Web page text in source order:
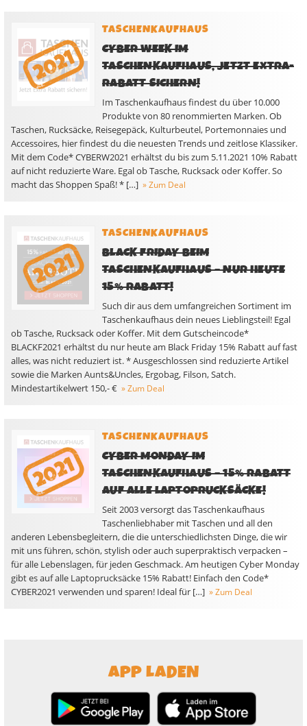
TASCHENKAUFHAUS
CYBER WEEK IM
TASCHENKAUFHAUS, JETZT EXTRA-
RABATT SICHERN!
Im Taschenkaufhaus findest du über 10.000
Produkte von 80 renommierten Marken. Ob
Taschen, Rucksäcke, Reisegepäck, Kulturbeutel, Portemonnaies und
Accessoires, hier findest du die neuesten Trends und zeitlose Klassiker.
Mit dem Code* CYBERW2021 erhältst du bis zum 5.11.2021 10% Rabatt
auf nicht reduzierte Ware. Egal ob Tasche, Rucksack oder Koffer. So
macht das Shoppen Spaß! * […] » Zum Deal
TASCHENKAUFHAUS
BLACK FRIDAY BEIM
TASCHENKAUFHAUS – NUR HEUTE
15% RABATT!
Such dir aus dem umfangreichen Sortiment im
Taschenkaufhaus dein neues Lieblingsteil! Egal
ob Tasche, Rucksack oder Koffer. Mit dem Gutscheincode*
BLACKF2021 erhältst du nur heute am Black Friday 15% Rabatt auf fast
alles, was nicht reduziert ist. * Ausgeschlossen sind reduzierte Artikel
sowie die Marken Aunts&Uncles, Ergobag, Filson, Satch.
Mindestartikelwert 150,- € » Zum Deal
TASCHENKAUFHAUS
CYBER MONDAY IM
TASCHENKAUFHAUS – 15% RABATT
AUF ALLE LAPTOPRUCKSÄCKE!
Seit 2003 versorgt das Taschenkaufhaus
Taschenliebhaber mit Taschen und all den
anderen Lebensbegleitern, die die unterschiedlichsten Dinge, die wir
mit uns führen, schön, stylish oder auch superpraktisch verpacken –
für alle Lebenslagen, für jeden Geschmack. Am heutigen Cyber Monday
gibt es auf alle Laptoprucksäcke 15% Rabatt! Einfach den Code*
CYBER2021 verwenden und sparen! Ideal für […] » Zum Deal
APP LADEN